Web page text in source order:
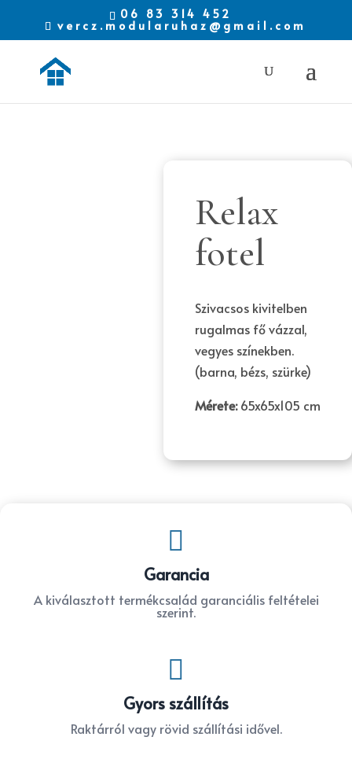
06 83 314 452
vercz.modularuhaz@gmail.com
Relax
fotel
Szivacsos kivitelben
rugalmas fő vázzal,
vegyes színekben.
(barna, bézs, szürke)
Mérete:65x65x105 cm

Garancia
A kiválasztott termékcsalád garanciális feltételei
szerint.

Gyors szállítás
Raktárról vagy rövid szállítási idővel.